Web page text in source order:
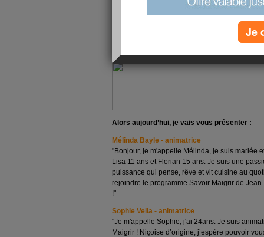
(Jenny, Sarah, Cyrille) : ils
écoutent, vous donnent de l'information...
: elle facilite les rencontres (entre
dès cela est possible elle vous fait des
Alors aujourd’hui, je vais vous présenter :
Mélinda Bayle - animatrice
"Bonjour, je m'appelle Mélinda, je suis mariée
Lisa 11 ans et Florian 15 ans. Je suis une
puissance qui pense, rêve et vit cuisine au
rejoindre le programme Savoir Maigrir de
!"
Sophie Vella - animatrice
"Je m'appelle Sophie, j'ai 24ans. Je suis
Maigrir ! Niçoise d’origine, j’espère pouvoir
Je